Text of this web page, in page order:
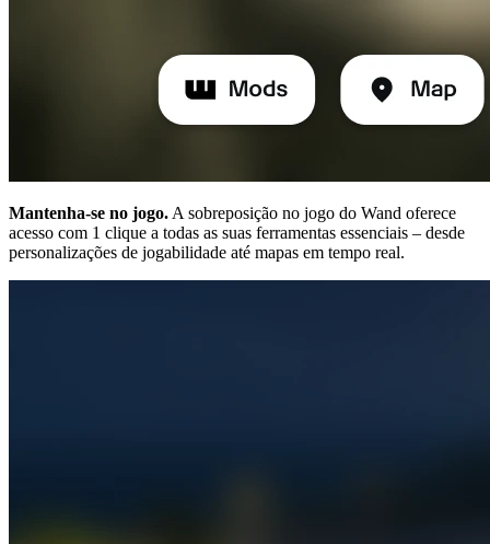
Mantenha-se no jogo. A sobreposição no jogo do Wand oferece
acesso com 1 clique a todas as suas ferramentas essenciais – desde
personalizações de jogabilidade até mapas em tempo real.